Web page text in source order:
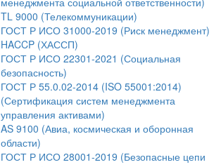
TL 9000 (Телекоммуникации)
ГОСТ Р ИСО 31000-2019 (Риск менеджмент)
HACCP (ХАССП)
ГОСТ Р ИСО 22301-2021 (Социальная
безопасность)
ГОСТ Р 55.0.02-2014 (ISO 55001:2014)
(Сертификация систем менеджмента
управления активами)
AS 9100 (Авиа, космическая и оборонная
области)
ГОСТ Р ИСО 28001-2019 (Безопасные цепи